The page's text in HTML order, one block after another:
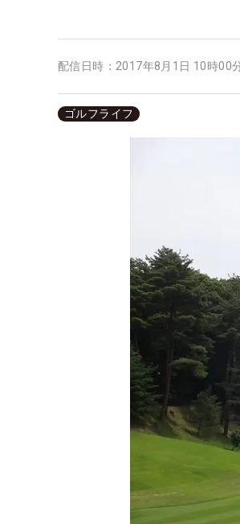
配信日時： 2017年8月1日 10時00
ゴルフライフ